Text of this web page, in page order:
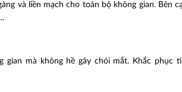
và liền mạch cho toàn bộ không gian. Bên
mà không hề gây chói mắt. Khắc phục